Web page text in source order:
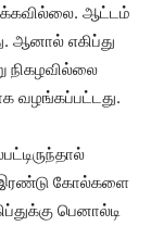
ஆட்டம்
ஆனால் எகிப்து
நிகழவில்லை
வழங்கப்பட்டது.
இரண்டு கோல்களை
பெனால்டி